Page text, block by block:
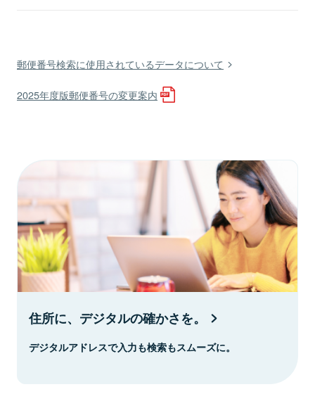
郵便番号検索に使用されているデータについて
2025年度版郵便番号の変更案内
住所に、デジタルの確かさを。
デジタルアドレスで入力も検索もスムーズに。